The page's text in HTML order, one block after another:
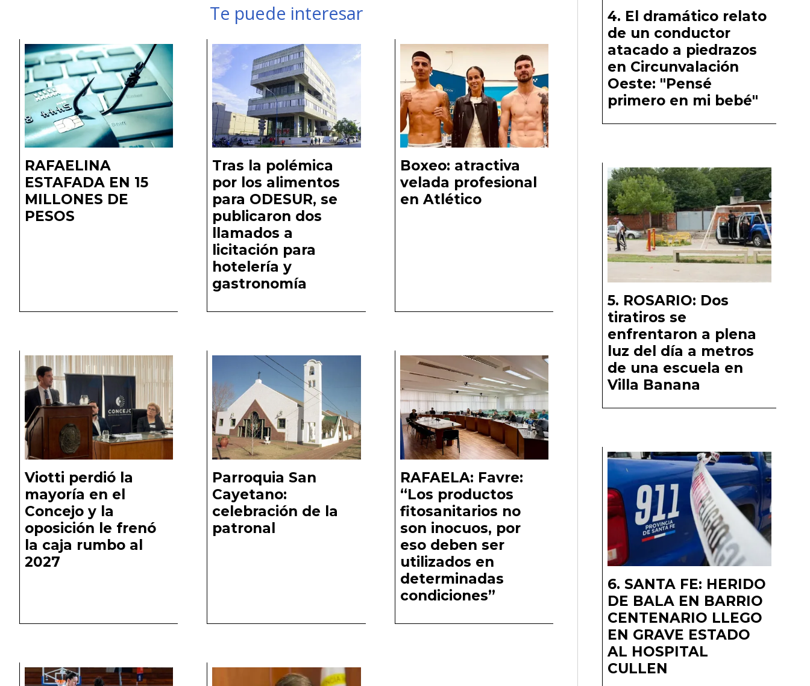
Te puede interesar
RAFAELINA
ESTAFADA EN 15
MILLONES DE
PESOS
Tras la polémica
por los alimentos
para ODESUR, se
publicaron dos
llamados a
licitación para
hotelería y
gastronomía
Boxeo: atractiva
velada profesional
en Atlético
Viotti perdió la
mayoría en el
Concejo y la
oposición le frenó
la caja rumbo al
2027
Parroquia San
Cayetano:
celebración de la
patronal
RAFAELA: Favre:
“Los productos
fitosanitarios no
son inocuos, por
eso deben ser
utilizados en
determinadas
condiciones”
El dramático relato
de un conductor
atacado a piedrazos
en Circunvalación
Oeste: "Pensé
primero en mi bebé"
ROSARIO: Dos
tiratiros se
enfrentaron a plena
luz del día a metros
de una escuela en
Villa Banana
SANTA FE: HERIDO
DE BALA EN BARRIO
CENTENARIO LLEGO
EN GRAVE ESTADO
AL HOSPITAL
CULLEN